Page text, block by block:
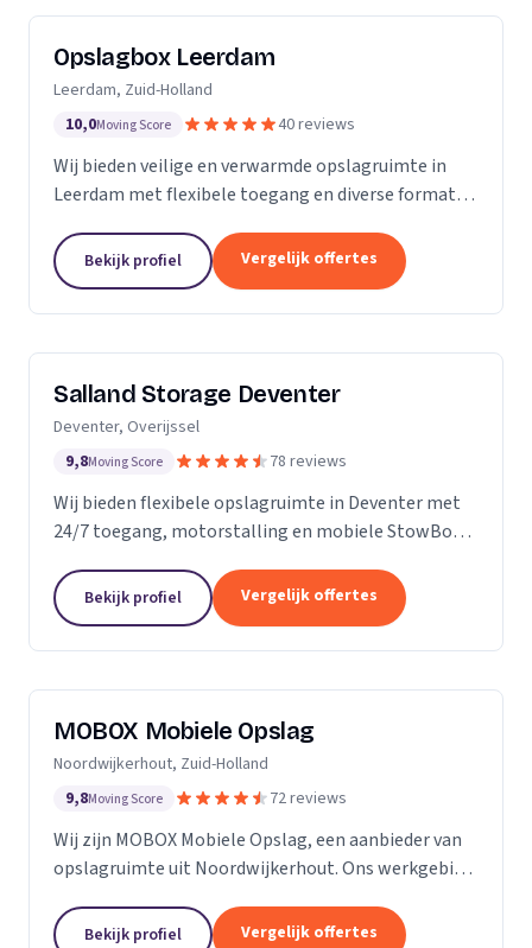
Opslagbox Leerdam
Leerdam, Zuid-Holland
10,0Moving Score 40 reviews
Wij bieden veilige en verwarmde opslagruimte in
Leerdam met flexibele toegang en diverse formaten
Bekijk profiel Vergelijk offertes
Salland Storage Deventer
Deventer, Overijssel
9,8Moving Score 78 reviews
Wij bieden flexibele opslagruimte in Deventer met
24/7 toegang, motorstalling en mobiele StowBox
Bekijk profiel Vergelijk offertes
MOBOX Mobiele Opslag
Noordwijkerhout, Zuid-Holland
9,8Moving Score 72 reviews
Wij zijn MOBOX Mobiele Opslag, een aanbieder van
opslagruimte uit Noordwijkerhout. Ons werkgebied
Bekijk profiel Vergelijk offertes